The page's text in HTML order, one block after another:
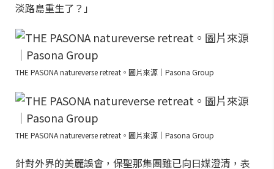
淡路島重生了？」
THE PASONA natureverse retreat。圖片來源｜Pasona Group
THE PASONA natureverse retreat。圖片來源｜Pasona Group
針對外界的美麗誤會，保聖那集團雖已向日媒澄清，表